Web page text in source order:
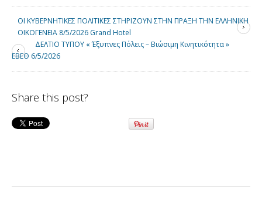
ΟΙ ΚΥΒΕΡΝΗΤΙΚΕΣ ΠΟΛΙΤΙΚΕΣ ΣΤΗΡΙΖΟΥΝ ΣΤΗΝ ΠΡΑΞΗ ΤΗΝ ΕΛΛΗΝΙΚΗ
ΟΙΚΟΓΕΝΕΙΑ 8/5/2026 Grand Hotel
ΔΕΛΤΙΟ ΤΥΠΟΥ « Έξυπνες Πόλεις – Βιώσιμη Κινητικότητα »
ΕΒΕΘ 6/5/2026
Share this post?